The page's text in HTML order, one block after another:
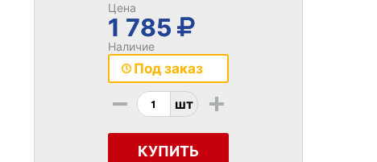
Цена
1 785
Наличие
Под заказ
- шт +
КУПИТЬ